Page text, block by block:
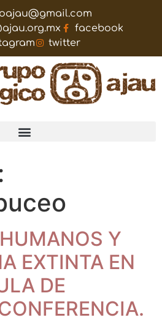
facebook
twitter
Y
EXTINTA EN
DE